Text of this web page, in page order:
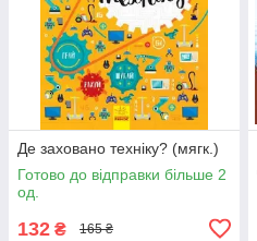
Де заховано техніку? (мягк.)
Готово до відправки більше 2
од.
132 ₴ 165 ₴